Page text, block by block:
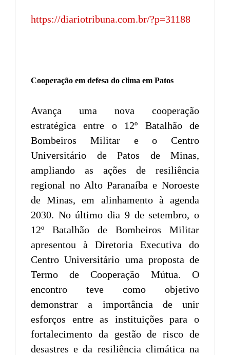
https://diariotribuna.com.br/?p=31188
Cooperação em defesa do clima em Patos
Avança uma nova cooperação
estratégica entre o 12º Batalhão de
Bombeiros Militar e o Centro
Universitário de Patos de Minas,
ampliando as ações de resiliência
regional no Alto Paranaíba e Noroeste
de Minas, em alinhamento à agenda
2030. No último dia 9 de setembro, o
12º Batalhão de Bombeiros Militar
apresentou à Diretoria Executiva do
Centro Universitário uma proposta de
Termo de Cooperação Mútua. O
encontro teve como objetivo
demonstrar a importância de unir
esforços entre as instituições para o
fortalecimento da gestão de risco de
desastres e da resiliência climática na